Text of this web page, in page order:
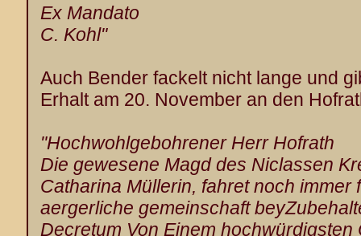
Ex Mandato
C. Kohl"
Auch Bender fackelt nicht lange und
Erhalt am 20. November an den
"Hochwohlgebohrener Herr Hofrath
Die gewesene Magd des Niclassen
Catharina Müllerin, fahret noch immer
aergerliche gemeinschaft
Decretum Von Einem